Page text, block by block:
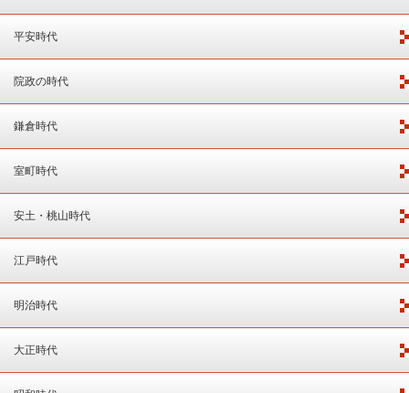
平安時代
院政の時代
鎌倉時代
室町時代
安土・桃山時代
江戸時代
明治時代
大正時代